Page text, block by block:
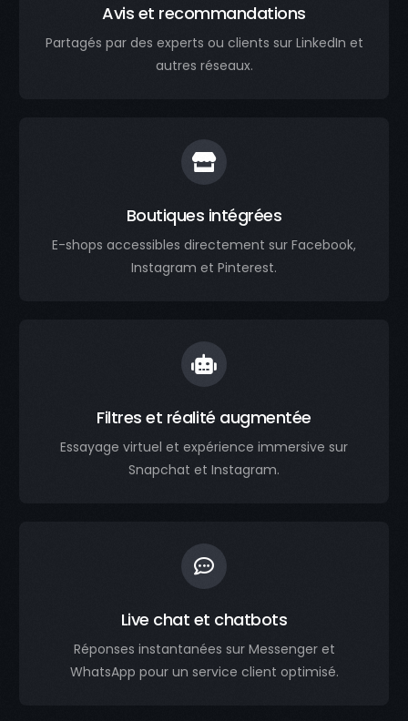
Avis et recommandations
Partagés par des experts ou clients sur LinkedIn et
autres réseaux.
Boutiques intégrées
E-shops accessibles directement sur Facebook,
Instagram et Pinterest.
Filtres et réalité augmentée
Essayage virtuel et expérience immersive sur
Snapchat et Instagram.
Live chat et chatbots
Réponses instantanées sur Messenger et
WhatsApp pour un service client optimisé.